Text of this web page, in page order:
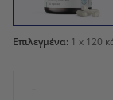
Επιλεγμένα: 1 x 120